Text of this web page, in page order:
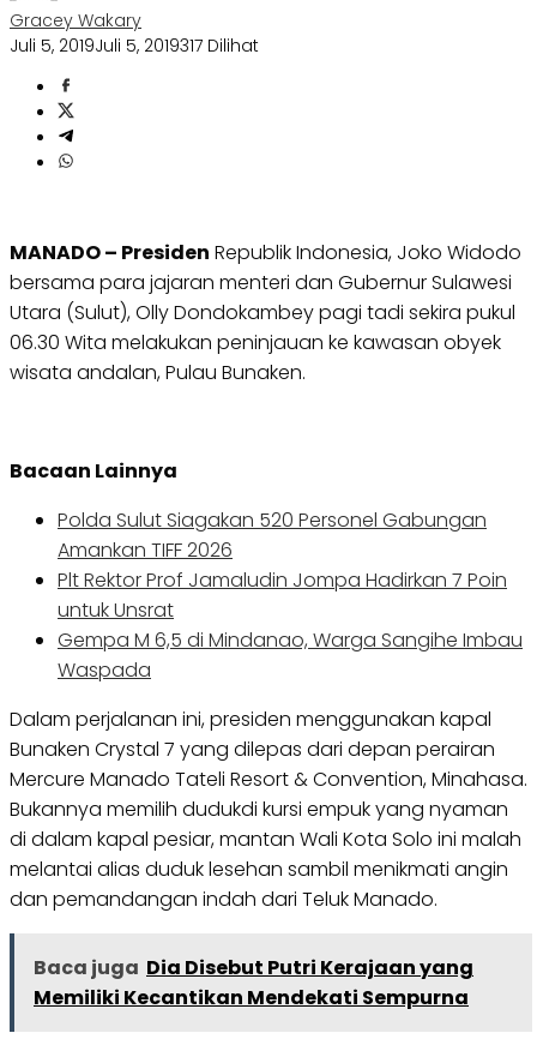
Gracey Wakary
Juli 5, 2019Juli 5, 2019317 Dilihat
MANADO – Presiden Republik Indonesia, Joko Widodo
bersama para jajaran menteri dan Gubernur Sulawesi
Utara (Sulut), Olly Dondokambey pagi tadi sekira pukul
06.30 Wita melakukan peninjauan ke kawasan obyek
wisata andalan, Pulau Bunaken.
Bacaan Lainnya
Polda Sulut Siagakan 520 Personel Gabungan
Amankan TIFF 2026
Plt Rektor Prof Jamaludin Jompa Hadirkan 7 Poin
untuk Unsrat
Gempa M 6,5 di Mindanao, Warga Sangihe Imbau
Waspada
Dalam perjalanan ini, presiden menggunakan kapal
Bunaken Crystal 7 yang dilepas dari depan perairan
Mercure Manado Tateli Resort & Convention, Minahasa.
Bukannya memilih dudukdi kursi empuk yang nyaman
di dalam kapal pesiar, mantan Wali Kota Solo ini malah
melantai alias duduk lesehan sambil menikmati angin
dan pemandangan indah dari Teluk Manado.
Baca juga Dia Disebut Putri Kerajaan yang
Memiliki Kecantikan Mendekati Sempurna